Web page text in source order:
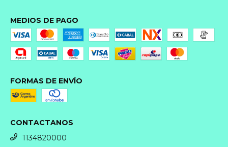
MEDIOS DE PAGO
FORMAS DE ENVÍO
CONTACTANOS
1134820000